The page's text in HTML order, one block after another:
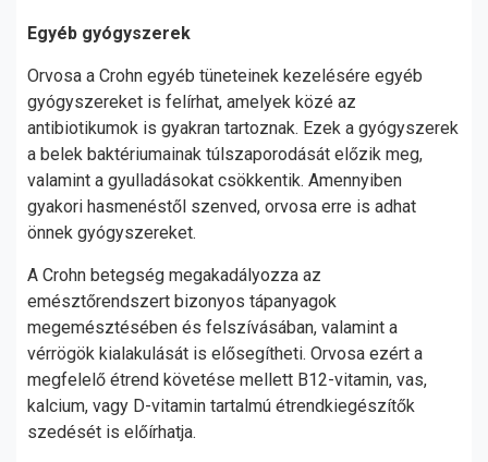
Egyéb gyógyszerek
Orvosa a Crohn egyéb tüneteinek kezelésére egyéb
gyógyszereket is felírhat, amelyek közé az
antibiotikumok is gyakran tartoznak. Ezek a gyógyszerek
a belek baktériumainak túlszaporodását előzik meg,
valamint a gyulladásokat csökkentik. Amennyiben
gyakori hasmenéstől szenved, orvosa erre is adhat
önnek gyógyszereket.
A Crohn betegség megakadályozza az
emésztőrendszert bizonyos tápanyagok
megemésztésében és felszívásában, valamint a
vérrögök kialakulását is elősegítheti. Orvosa ezért a
megfelelő étrend követése mellett B12-vitamin, vas,
kalcium, vagy D-vitamin tartalmú étrendkiegészítők
szedését is előírhatja.